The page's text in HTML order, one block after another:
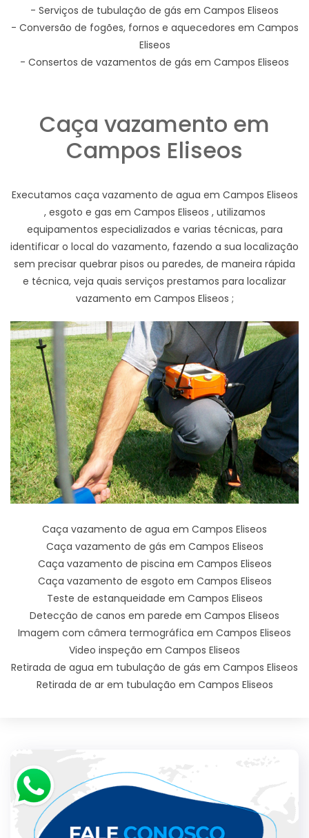
- Serviços de tubulação de gás em Campos Eliseos
- Conversão de fogões, fornos e aquecedores em Campos
Eliseos
- Consertos de vazamentos de gás em Campos Eliseos
Caça vazamento em
Campos Eliseos
Executamos caça vazamento de agua em Campos Eliseos
, esgoto e gas em Campos Eliseos , utilizamos
equipamentos especializados e varias técnicas, para
identificar o local do vazamento, fazendo a sua localização
sem precisar quebrar pisos ou paredes, de maneira rápida
e técnica, veja quais serviços prestamos para localizar
vazamento em Campos Eliseos ;
Caça vazamento de agua em Campos Eliseos
Caça vazamento de gás em Campos Eliseos
Caça vazamento de piscina em Campos Eliseos
Caça vazamento de esgoto em Campos Eliseos
Teste de estanqueidade em Campos Eliseos
Detecção de canos em parede em Campos Eliseos
Imagem com câmera termográfica em Campos Eliseos
Video inspeção em Campos Eliseos
Retirada de agua em tubulação de gás em Campos Eliseos
Retirada de ar em tubulação em Campos Eliseos